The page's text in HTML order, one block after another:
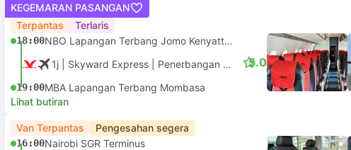
KEGEMARAN PASANGAN
Terpantas
Terlaris
18:00
NBO Lapangan Terbang Jomo Kenyatta, Nairobi
1j | Skyward Express Penerbangan #OW366 |Ekonomi
19:00MBA Lapangan Terbang Mombasa
5.0
Lihat butiran
Van Terpantas Pengesahan segera
16:00Nairobi SGR Terminus